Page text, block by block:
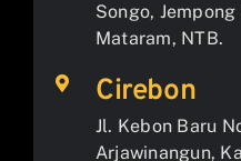
Songo,
Mataram, NTB.
Cirebon
Jl. Kebon Baru
Arjawinangun,